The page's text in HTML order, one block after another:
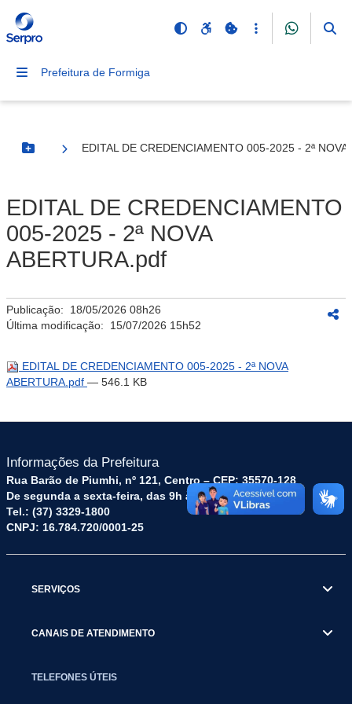
Prefeitura de Formiga
Botão Menu
EDITAL DE CREDENCIAMENTO 005-2025 - 2ª NOVA
EDITAL DE CREDENCIAMENTO
005-2025 - 2ª NOVA
ABERTURA.pdf
Publicação: 18/05/2026 08h26
Última modificação: 15/07/2026 15h52
EDITAL DE CREDENCIAMENTO 005-2025 - 2ª NOVA
ABERTURA.pdf — 546.1 KB
Informações da Prefeitura
Rua Barão de Piumhi, nº 121, Centro – CEP: 35570-128
De segunda a sexta-feira, das 9h às 16h
Tel.: (37) 3329-1800
CNPJ: 16.784.720/0001-25
SERVIÇOS
CANAIS DE ATENDIMENTO
TELEFONES ÚTEIS